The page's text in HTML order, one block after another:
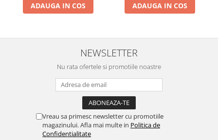
ADAUGA IN COS ADAUGA IN COS
NEWSLETTER
Nu rata ofertele si promotiile noastre
Vreau sa primesc newsletter cu promotiile
magazinului. Afla mai multe in Politica de
Confidentialitate